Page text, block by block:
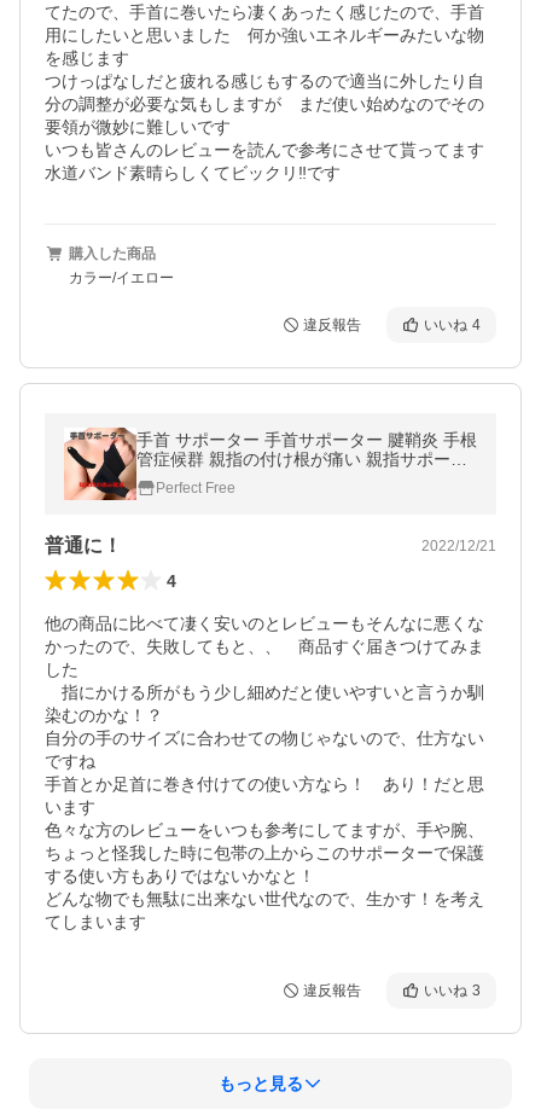
てたので、手首に巻いたら凄くあったく感じたので、手首
用にしたいと思いました　何か強いエネルギーみたいな物
を感じます
つけっぱなしだと疲れる感じもするので適当に外したり自
分の調整が必要な気もしますが　まだ使い始めなのでその
要領が微妙に難しいです
いつも皆さんのレビューを読んで参考にさせて貰ってます
水道バンド素晴らしくてビックリ‼️です
購入した商品
カラー/イエロー
違反報告 いいね 4
手首 サポーター 手首サポーター 腱鞘炎 手根
管症候群 親指の付け根が痛い 親指サポータ
ー Perfect Free
普通に！ 2022/12/21
4
他の商品に比べて凄く安いのとレビューもそんなに悪くな
かったので、失敗してもと、、　商品すぐ届きつけてみま
した
指にかける所がもう少し細めだと使いやすいと言うか馴
染むのかな！？
自分の手のサイズに合わせての物じゃないので、仕方ない
ですね
手首とか足首に巻き付けての使い方なら！　あり！だと思
います
色々な方のレビューをいつも参考にしてますが、手や腕、
ちょっと怪我した時に包帯の上からこのサポーターで保護
する使い方もありではないかなと！
どんな物でも無駄に出来ない世代なので、生かす！を考え
違反報告 いいね 3
もっと見る